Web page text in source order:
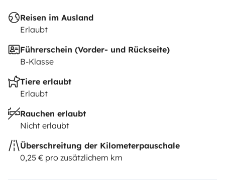
Reisen im Ausland
Erlaubt
Führerschein (Vorder- und Rückseite)
B-Klasse
Tiere erlaubt
Erlaubt
Rauchen erlaubt
Nicht erlaubt
Überschreitung der Kilometerpauschale
0,25 € pro zusätzlichem km